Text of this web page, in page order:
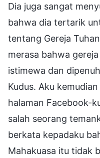
Dia juga sangat
bahwa dia tertarik
tentang Gereja
merasa bahwa
istimewa dan
Kudus. Aku
halaman Facebook-
salah seorang
berkata kepadaku
Mahakuasa itu tidak